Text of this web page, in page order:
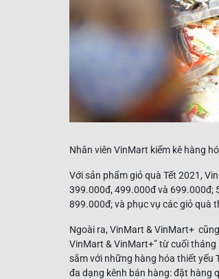
Nhân viên VinMart kiểm kê hàng
Với sản phẩm giỏ quà Tết 2021,
399.000đ, 499.000đ và 699.000đ;
899.000đ; và phục vụ các giỏ quà
Ngoài ra, VinMart & VinMart+
VinMart & VinMart+” từ cuối
sắm với những hàng hóa thiết yếu
đa dạng kênh bán hàng: đặt hàng